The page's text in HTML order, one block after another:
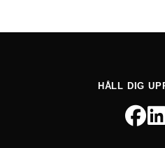
HÅLL DIG